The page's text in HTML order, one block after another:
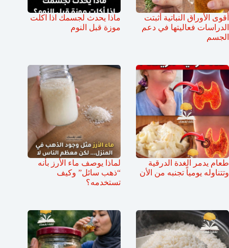
أقوى الأوراق النباتية أثبتت
الدراسات فعاليتها في دعم
الجسم
ماذا يحدث لجسمك اذا اكلت
موزة قبل النوم
طعام يدمر الغدة الدرقية
وتتناوله يومياً تجنبه من الأن
لماذا يوصف ماء الأرز بأنه
“ذهب سائل” وكيف
تستخدمه؟